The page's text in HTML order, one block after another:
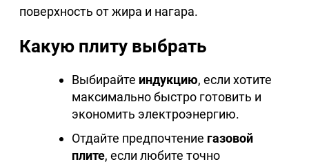
поверхность от жира и нагара.
Какую плиту выбрать
Выбирайте индукцию, если хотите
максимально быстро готовить и
экономить электроэнергию.
Отдайте предпочтение газовой
плите, если любите точно